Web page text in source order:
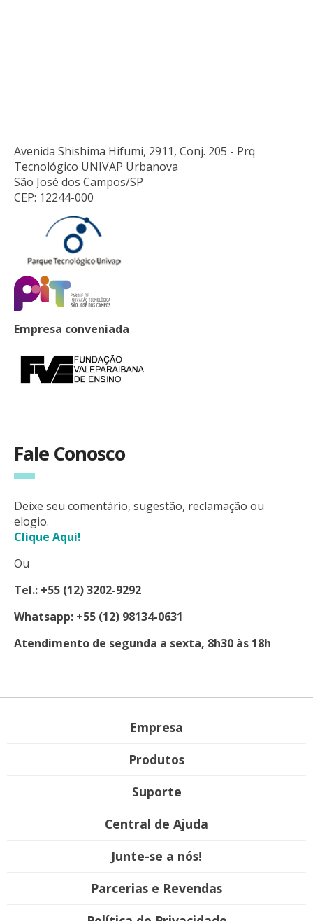
Avenida Shishima Hifumi, 2911, Conj. 205 - Prq
Tecnológico UNIVAP Urbanova
São José dos Campos/SP
CEP: 12244-000
Empresa conveniada
Fale Conosco
Deixe seu comentário, sugestão, reclamação ou
elogio.
Clique Aqui!
Ou
Tel.: +55 (12) 3202-9292
Whatsapp: +55 (12) 98134-0631
Atendimento de segunda a sexta, 8h30 às 18h
Empresa
Produtos
Suporte
Central de Ajuda
Junte-se a nós!
Parcerias e Revendas